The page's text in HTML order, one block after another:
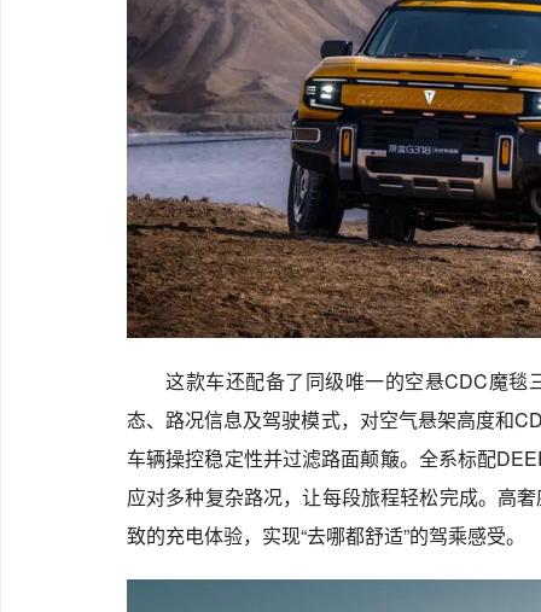
这款车还配备了同级唯一的空悬CDC魔
态、路况信息及驾驶模式，对空气悬架高度和
车辆操控稳定性并过滤路面颠簸。全系标配
应对多种复杂路况，让每段旅程轻松完成。高
致的充电体验，实现“去哪都舒适”的驾乘感受。